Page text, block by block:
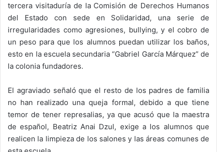
tercera visitaduría de la Comisión de Derechos Humanos
del Estado con sede en Solidaridad, una serie de
irregularidades como agresiones, bullying, y el cobro de
un peso para que los alumnos puedan utilizar los baños,
esto en la escuela secundaria “Gabriel García Márquez” de
la colonia fundadores.
El agraviado señaló que el resto de los padres de familia
no han realizado una queja formal, debido a que tiene
temor de tener represalias, ya que acusó que la maestra
de español, Beatriz Anai Dzul, exige a los alumnos que
realicen la limpieza de los salones y las áreas comunes de